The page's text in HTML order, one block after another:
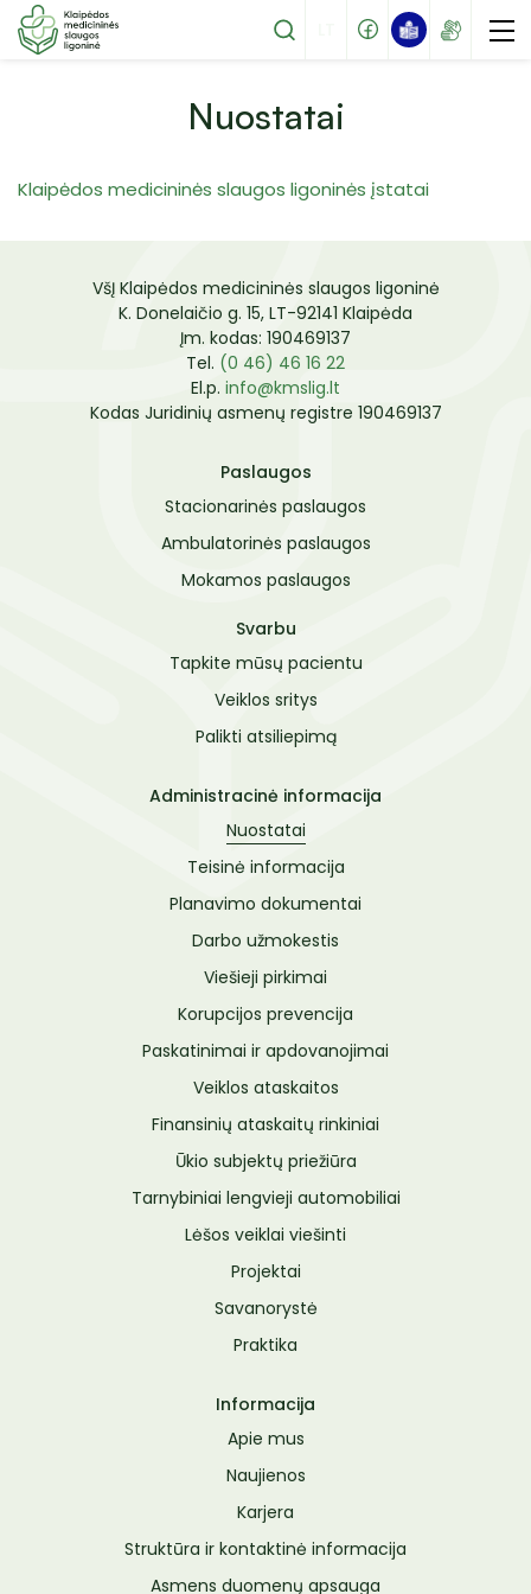
Stacionarinės paslaugos
Mokamos paslaugos
2 Palaikomojo gydymo ir slaugos skyrius
3 Palaikomojo gydymo ir slaugos skyrius
Ambulatorinių paliatyviosios pagalbos
paslaugų skyrius
Tapkite mūsų pacientu
Specialistų komandos paslaugos
Pacientų lankymas
Atmintinė pacientams
Palikti atsiliepimą
paslaugomis vertinimo anketa
Komisijos ir darbo grupės
Nuostatai
Klaipėdos medicininės slaugos ligoninės įstatai
VšĮ Klaipėdos medicininės slaugos ligoninė
K. Donelaičio g. 15, LT-92141 Klaipėda
Įm. kodas: 190469137
Tel. (0 46) 46 16 22
El.p. info@kmslig.lt
Kodas Juridinių asmenų registre 190469137
Paslaugos
Stacionarinės paslaugos
Ambulatorinės paslaugos
Mokamos paslaugos
Svarbu
Tapkite mūsų pacientu
Veiklos sritys
Palikti atsiliepimą
Administracinė informacija
Nuostatai
Teisinė informacija
Planavimo dokumentai
Darbo užmokestis
Viešieji pirkimai
Korupcijos prevencija
Paskatinimai ir apdovanojimai
Veiklos ataskaitos
Finansinių ataskaitų rinkiniai
Ūkio subjektų priežiūra
Tarnybiniai lengvieji automobiliai
Lėšos veiklai viešinti
Projektai
Savanorystė
Praktika
Informacija
Apie mus
Naujienos
Karjera
Struktūra ir kontaktinė informacija
Asmens duomenų apsauga